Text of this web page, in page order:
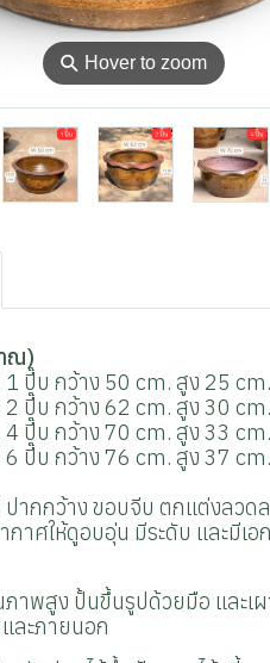
⚲ Hover to zoom
ณ)
1 ปี๊บ กว้าง 50 cm. สูง 25 cm.
2 ปี๊บ กว้าง 62 cm. สูง 30 cm.
4 ปี๊บ กว้าง 70 cm. สูง 33 cm.
6 ปี๊บ กว้าง 76 cm. สูง 37 cm.
ปากกว้าง ขอบจีบ ตกแต่งลวด
กาศให้ดูอบอุ่น มีระดับ และมีเ
พสูง ปั้นขึ้นรูปด้วยมือ และเผ
ละภายนอก